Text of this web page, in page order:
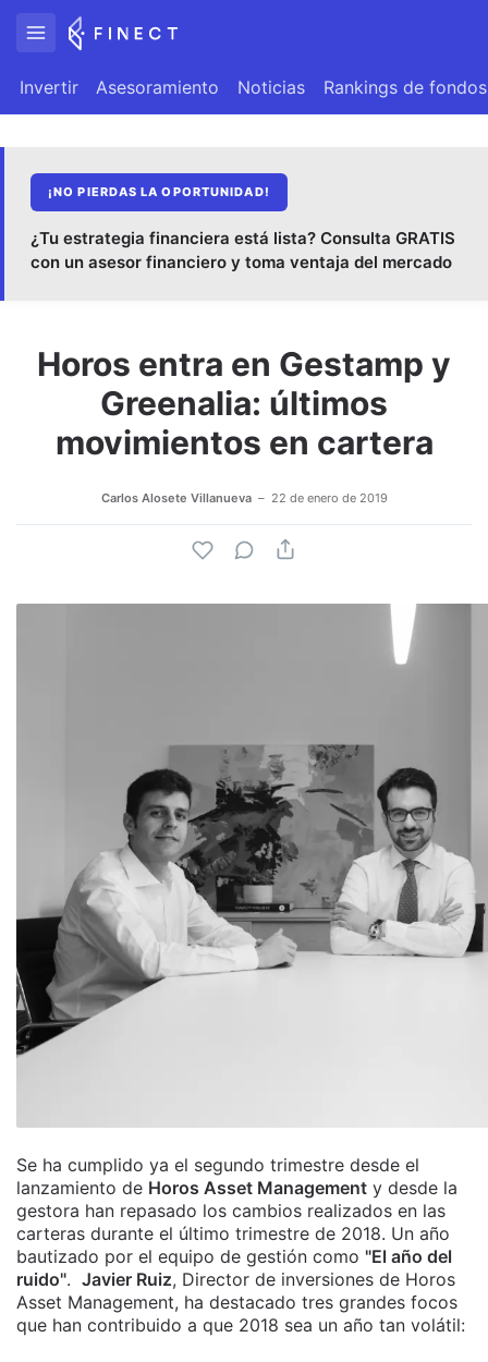
Invertir Asesoramiento Noticias Rankings de fondos
¡NO PIERDAS LA OPORTUNIDAD!
¿Tu estrategia financiera está lista? Consulta GRATIS
con un asesor financiero y toma ventaja del mercado
Horos entra en Gestamp y
Greenalia: últimos
movimientos en cartera
Carlos Alosete Villanueva 22 de enero de 2019
Se ha cumplido ya el segundo trimestre desde el
lanzamiento de Horos Asset Management y desde la
gestora han repasado los cambios realizados en las
carteras durante el último trimestre de 2018. Un año
bautizado por el equipo de gestión como "El año del
ruido". Javier Ruiz, Director de inversiones de Horos
Asset Management, ha destacado tres grandes focos
que han contribuido a que 2018 sea un año tan volátil: